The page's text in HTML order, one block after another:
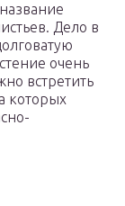
Дело в
очень
встретить
которых